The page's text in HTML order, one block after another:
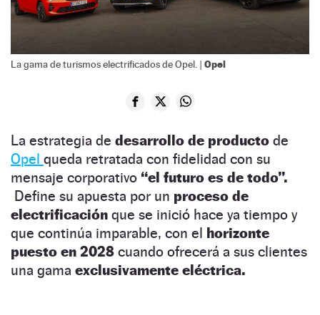
La gama de turismos electrificados de Opel. | Opel
La estrategia de desarrollo de producto de
Opel queda retratada con fidelidad con su
mensaje corporativo “el futuro es de todo”.
Define su apuesta por un proceso de
electrificación que se inició hace ya tiempo y
que continúa imparable, con el horizonte
puesto en 2028 cuando ofrecerá a sus clientes
una gama exclusivamente eléctrica.